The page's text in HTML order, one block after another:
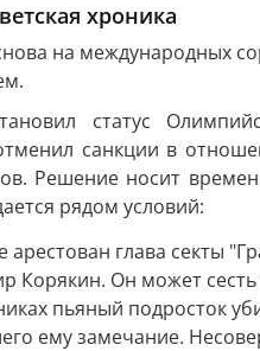
хроника
на международных
статус
санкции в
Решение носит
рядом условий:
арестован глава секты
Корякин. Он может сесть
пьяный подросток
ему замечание.